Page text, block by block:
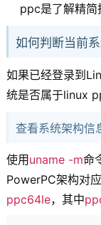
ppc是了解精简
如何判断当前
如果已经登录到
统是否属于linux
查看系统架构信
使用 uname -m命
PowerPC架构对
ppc64le，其中